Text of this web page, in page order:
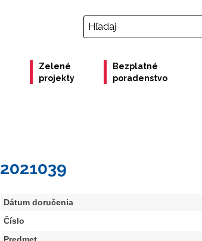
Zelené
projekty
Bezplatné
poradenstvo
2021039
Dátum doručenia
Číslo
Predmet